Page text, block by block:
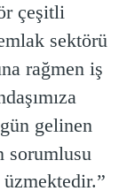
çeşitli
sektörü
rağmen iş
gelinen
sorumlusu